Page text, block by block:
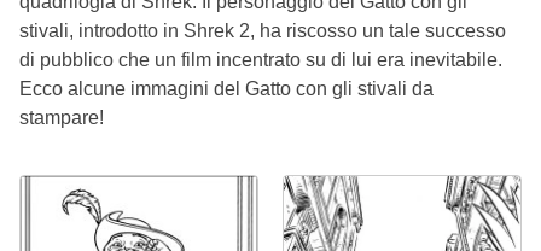
stivali, introdotto in Shrek 2, ha riscosso un tale successo
di pubblico che un film incentrato su di lui era inevitabile.
Ecco alcune immagini del Gatto con gli stivali da
stampare!